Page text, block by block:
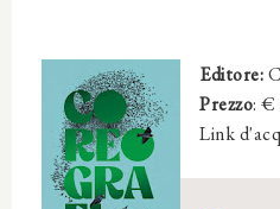
Editore:
Prezzo: €
Link